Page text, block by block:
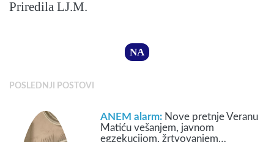
Priredila LJ.M.
NA
POSLEDNJI POSTOVI
ANEM alarm: Nove pretnje Veranu
Matiću vešanjem, javnom
egzekucijom, žrtvovanjem…